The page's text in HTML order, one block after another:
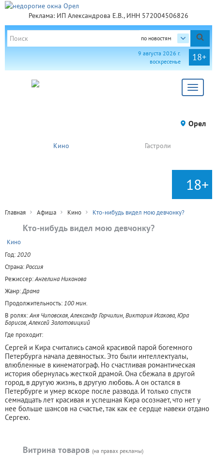
Реклама: ИП Александрова Е.В., ИНН 572004506826
по новостям
18+
9 августа 2026 г.
воскресенье
Toggle
Орел
Кино Гастроли
18+
Главная Афиша Кино Кто-нибудь видел мою девчонку?
Кто-нибудь видел мою девчонку?
Кино
Год:2020
Страна:Россия
Режиссер:Ангелина Никонова
Жанр:Драма
Продолжительность: 100 мин.
В ролях:Аня Чиповская, Александр Горчилин, Виктория Исакова, Юра
Борисов, Алексей Золотовицкий
Где проходит:
Сергей и Кира считались самой красивой парой богемного
Петербурга начала девяностых. Это были интеллектуалы,
влюбленные в кинематограф. Но счастливая романтическая
история обернулась жесткой драмой. Она сбежала в другой
город, в другую жизнь, в другую любовь. А он остался в
Петербурге и умер вскоре после развода. И только спустя
семнадцать лет красивая и успешная Кира осознает, что нет у
нее больше шансов на счастье, так как ее сердце навеки отдано
Сергею.
Витрина товаров (на правах рекламы)